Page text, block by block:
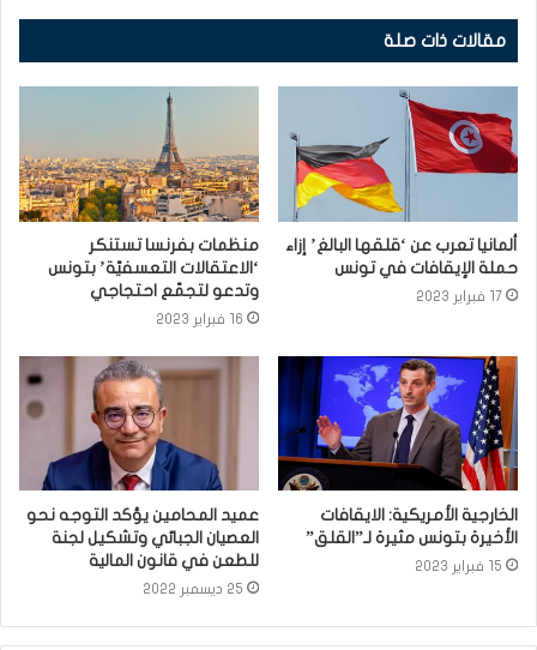
مقالات ذات صلة
ألمانيا تعرب عن ‘قلقها البالغ’ إزاء
حملة الإيقافات في تونس
17 فبراير 2023
منظمات بفرنسا تستنكر
‘الاعتقالات التعسفيّة’ بتونس
وتدعو لتجمّع احتجاجي
16 فبراير 2023
الخارجية الأمريكية: الايقافات
الأخيرة بتونس مثيرة لـ”القلق”
15 فبراير 2023
عميد المحامين يؤكد التوجه نحو
العصيان الجبائي وتشكيل لجنة
للطعن في قانون المالية
25 ديسمبر 2022